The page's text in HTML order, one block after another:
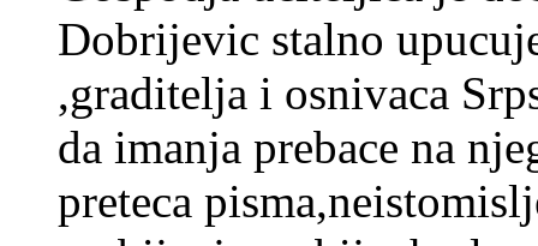
Dobrijevic stalno
,graditelja i osnivaca
da imanja prebace na
preteca